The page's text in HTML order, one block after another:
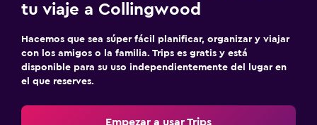
tu viaje a Collingwood
Hacemos que sea súper fácil planificar, organizar y viajar
con los amigos o la familia. Trips es gratis y está
disponible para su uso independientemente del lugar en
el que reserves.
Empezar a usar Trips